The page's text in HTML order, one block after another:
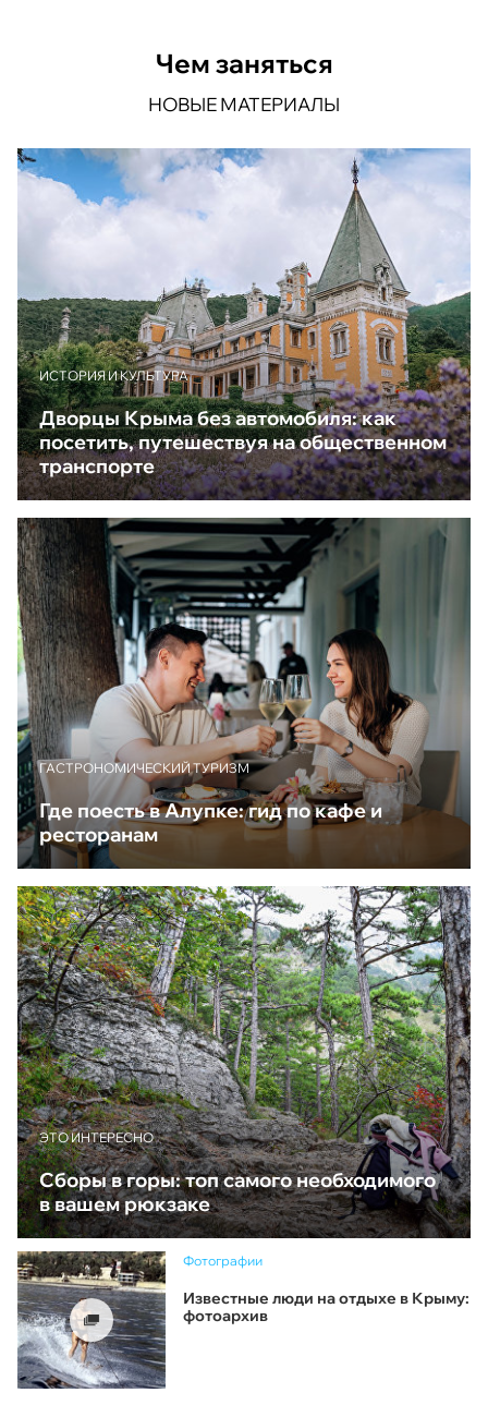
Чем заняться
НОВЫЕ МАТЕРИАЛЫ
ИСТОРИЯ И КУЛЬТУРА
Дворцы Крыма без автомобиля: как
посетить, путешествуя на общественном
транспорте
ГАСТРОНОМИЧЕСКИЙ ТУРИЗМ
Где поесть в Алупке: гид по кафе и
ресторанам
ЭТО ИНТЕРЕСНО
Сборы в горы: топ самого необходимого
в вашем рюкзаке
Фотографии
Известные люди на отдыхе в Крыму:
фотоархив